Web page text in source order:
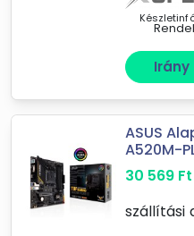
Extreme Digital
Easy-Shop Kft.
ON-Store.hu
ASUS
A520M-
30 569 Ft
szállítási